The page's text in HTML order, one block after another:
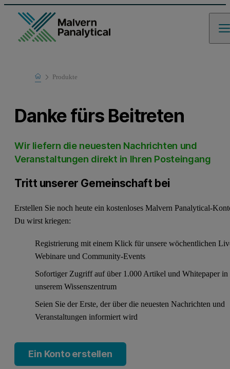
HomeProdukte
Danke fürs Beitreten
Wir liefern die neuesten Nachrichten und
Veranstaltungen direkt in Ihren Posteingang
Tritt unserer Gemeinschaft bei
Erstellen Sie noch heute ein kostenloses Malvern Panalytical-
Du wirst kriegen:
Registrierung mit einem Klick für unsere wöchentlichen
Webinare und Community-Events
Sofortiger Zugriff auf über 1.000 Artikel und Whitepaper in
unserem Wissenszentrum
Seien Sie der Erste, der über die neuesten Nachrichten und
Veranstaltungen informiert wird
Ein Konto erstellen